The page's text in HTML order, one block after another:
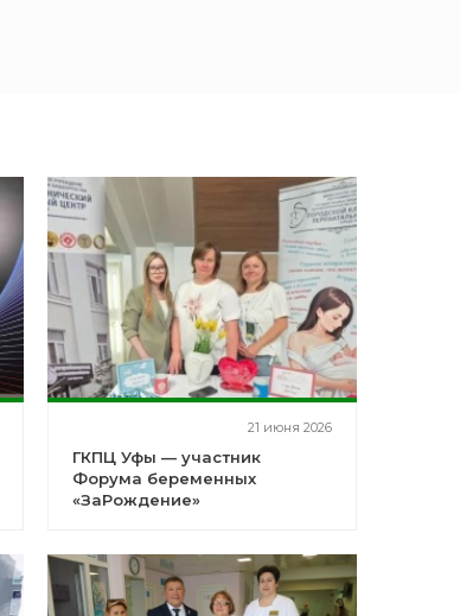
21 июня 2026
ГКПЦ Уфы — участник
Форума беременных
«ЗаРождение»